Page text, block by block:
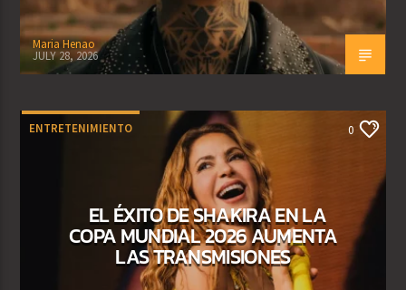
Maria Henao
JULY 28, 2026
ENTRETENIMIENTO 0
EL ÉXITO DE SHAKIRA EN LA
COPA MUNDIAL 2026 AUMENTA
LAS TRANSMISIONES